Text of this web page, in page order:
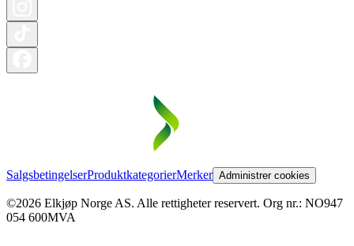
SalgsbetingelserProduktkategorierMerker Administrer cookies
©2026 Elkjøp Norge AS. Alle rettigheter reservert. Org nr.: NO947
054 600MVA